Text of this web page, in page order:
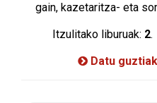
gain, kazetaritza- eta
Itzulitako liburuak: 2.
Datu